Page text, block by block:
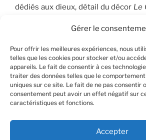
Gérer le
Pour offrir les meilleures expériences, nous
telles que les cookies pour stocker et/ou
appareils. Le fait de consentir à ces
traiter des données telles que le
uniques sur ce site. Le fait de ne pas consentir
consentement peut avoir un effet négatif sur
caractéristiques et fonctions.
Accepter
dédiés aux dieux, détail du décor Le
orne le plafond du Salon de musique.
RECHERCHER
Recherche
pour
: